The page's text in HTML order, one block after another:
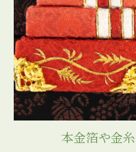
本金箔や金糸